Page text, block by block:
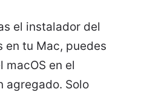
el instalador del
en tu Mac, puedes
macOS en el
agregado. Solo